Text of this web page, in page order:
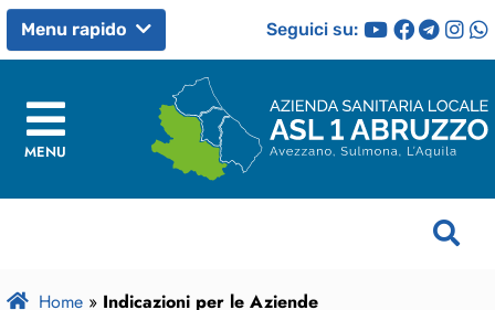
Menu rapido Seguici su:
MENU
Home » Indicazioni per le Aziende